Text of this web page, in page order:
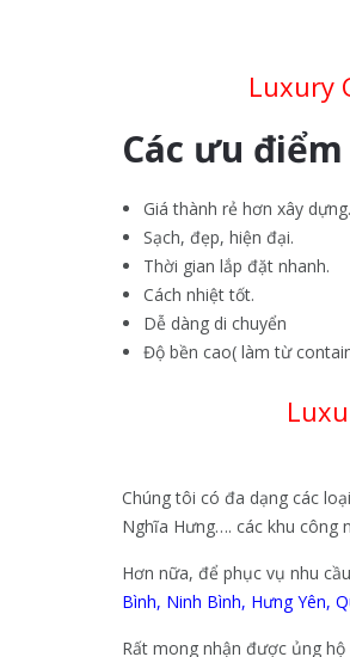
Luxury
Các ưu
Giá thành rẻ hơn xây dựng.
Sạch, đẹp, hiện đại.
Thời gian lắp đặt nhanh.
Cách nhiệt tốt.
Dễ dàng di chuyển
Độ bền cao( làm từ
Chúng tôi có đa dạng các
Nghĩa Hưng…. các khu công
Hơn nữa, để phục vụ nhu
Bình, Ninh Bình, Hưng Yên,
Rất mong nhận được ủng